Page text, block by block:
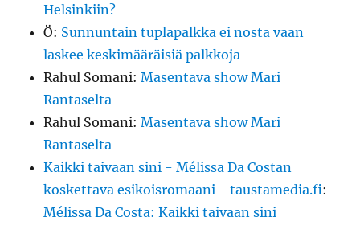
Helsinkiin?
Ö: Sunnuntain tuplapalkka ei nosta vaan
laskee keskimääräisiä palkkoja
Rahul Somani:Masentava show Mari
Rantaselta
Rahul Somani:Masentava show Mari
Rantaselta
Kaikki taivaan sini - Mélissa Da Costan
koskettava esikoisromaani - taustamedia.fi:
Mélissa Da Costa: Kaikki taivaan sini